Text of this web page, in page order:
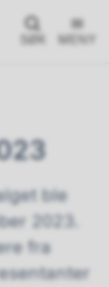
SØK MENY
ble
2023.
fra